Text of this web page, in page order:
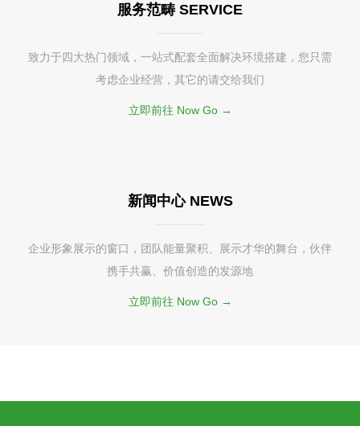
服务范畴 SERVICE
致力于四大热门领域，一站式配套全面解决环境搭建，您只需
考虑企业经营，其它的请交给我们
立即前往 Now Go →
新闻中心 NEWS
企业形象展示的窗口，团队能量聚积、展示才华的舞台，伙伴
携手共赢、价值创造的发源地
立即前往 Now Go →